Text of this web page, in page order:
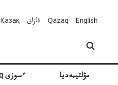
Қазақ قازاق Qazaq English
Qazaq ءسوزى مۋلتيمەديا